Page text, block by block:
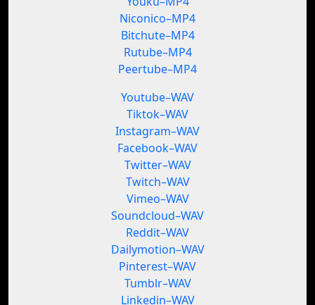
Niconico–MP4
Bitchute–MP4
Rutube–MP4
Peertube–MP4
Youtube–WAV
Tiktok–WAV
Instagram–WAV
Facebook–WAV
Twitter–WAV
Twitch–WAV
Vimeo–WAV
Soundcloud–WAV
Reddit–WAV
Dailymotion–WAV
Pinterest–WAV
Tumblr–WAV
Linkedin–WAV